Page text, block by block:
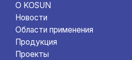
О KOSUN
Новости
Области применения
Продукция
Проекты